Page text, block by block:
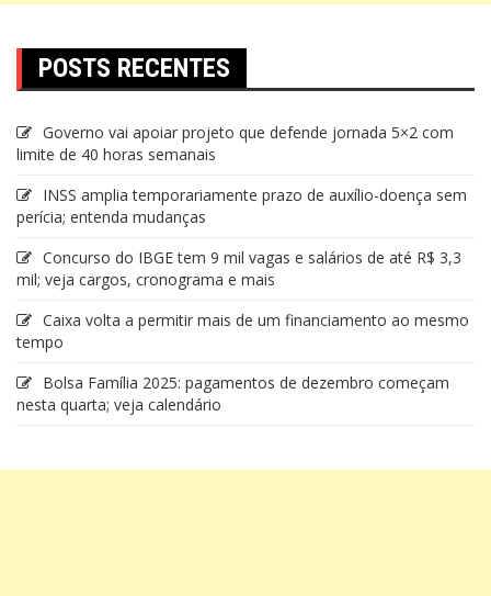
POSTS RECENTES
Governo vai apoiar projeto que defende jornada 5×2 com
limite de 40 horas semanais
INSS amplia temporariamente prazo de auxílio-doença sem
perícia; entenda mudanças
Concurso do IBGE tem 9 mil vagas e salários de até R$ 3,3
mil; veja cargos, cronograma e mais
Caixa volta a permitir mais de um financiamento ao mesmo
tempo
Bolsa Família 2025: pagamentos de dezembro começam
nesta quarta; veja calendário